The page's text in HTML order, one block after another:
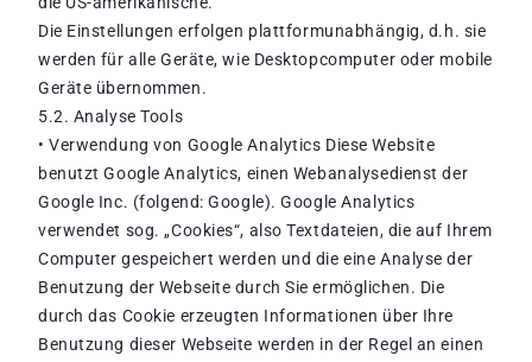
Die Einstellungen erfolgen plattformunabhängig, d.h. sie
werden für alle Geräte, wie Desktopcomputer oder mobile
Geräte übernommen.
5.2. Analyse Tools
• Verwendung von Google Analytics Diese Website
benutzt Google Analytics, einen Webanalysedienst der
Google Inc. (folgend: Google). Google Analytics
verwendet sog. „Cookies“, also Textdateien, die auf Ihrem
Computer gespeichert werden und die eine Analyse der
Benutzung der Webseite durch Sie ermöglichen. Die
durch das Cookie erzeugten Informationen über Ihre
Benutzung dieser Webseite werden in der Regel an einen